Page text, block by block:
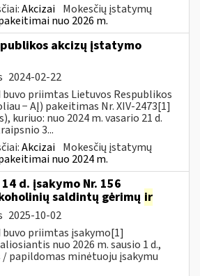
Akcizai Mokesčių įstatymų
nuo 2026 m.
akcizų įstatymo
2024-02-22
priimtas Lietuvos Respublikos
− AĮ) pakeitimas Nr. XIV-2473[1]
kuriuo: nuo 2024 m. vasario 21 d.
3...
Akcizai Mokesčių įstatymų
nuo 2024 m.
d. įsakymo Nr. 156
saldintų gėrimų ir
2025-10-02
priimtas įsakymo[1]
nuo 2026 m. sausio 1 d.,
/ papildomas minėtuoju įsakymu